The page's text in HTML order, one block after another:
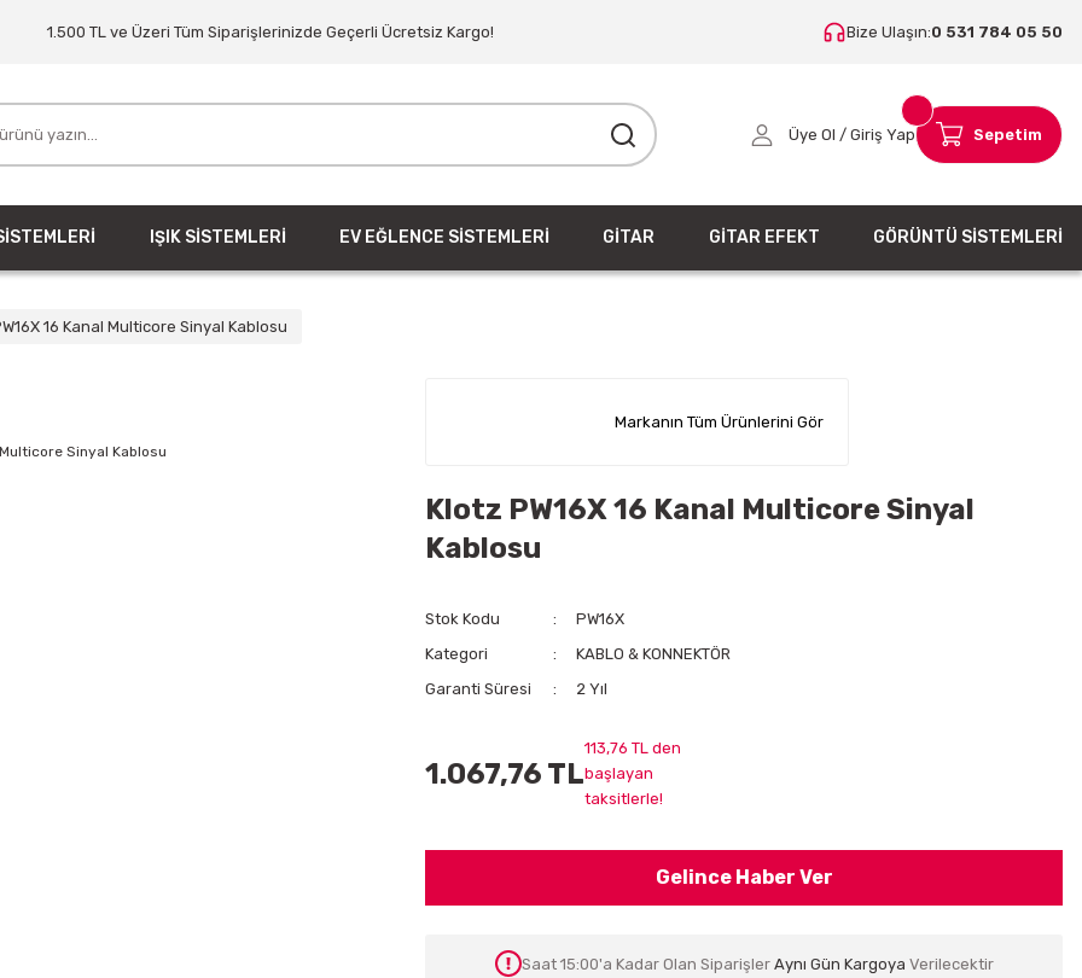
1.500 TL ve Üzeri Tüm Siparişlerinizde Geçerli Ücretsiz Kargo! Bize Ulaşın:0 531 784 05 50
Üye Ol / Giriş Yap Sepetim
IŞIK SİSTEMLERİ EV EĞLENCE SİSTEMLERİ GİTAR GİTAR EFEKT GÖRÜNTÜ SİSTEMLERİ
16 Kanal Multicore Sinyal Kablosu
Markanın Tüm Ürünlerini Gör
Klotz PW16X 16 Kanal Multicore Sinyal
Kablosu
Stok Kodu
PW16X
Kategori
KABLO & KONNEKTÖR
Garanti Süresi
2 Yıl
1.067,76 TL
113,76 TL den
başlayan
taksitlerle!
Gelince Haber Ver
Saat 15:00'a Kadar Olan Siparişler Aynı Gün Kargoya Verilecektir